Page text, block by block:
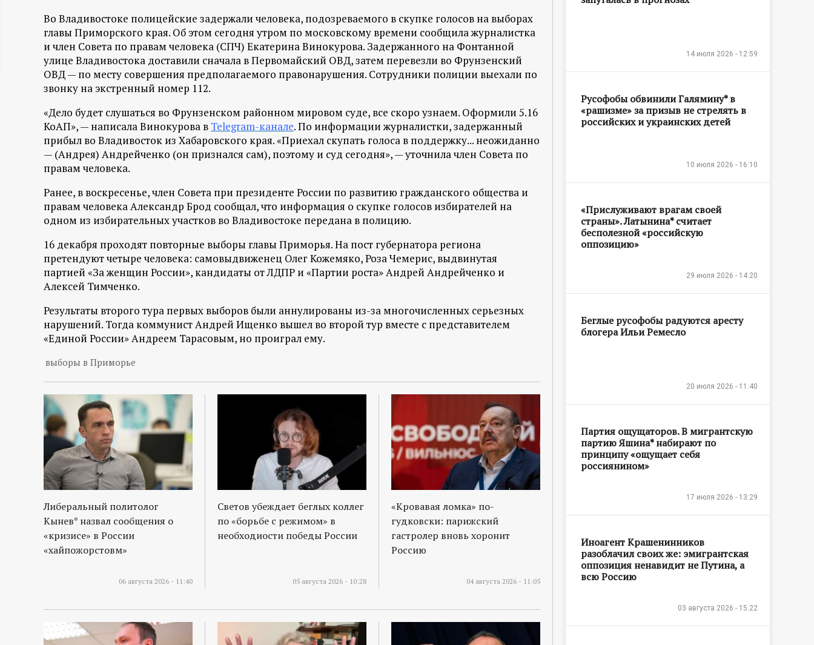
ц
и
о
н
н
ы
й
п
о
р
т
а
л
Во Владивостоке полицейские задержали человека, подозреваемого в скупке голосов на выборах
главы Приморского края. Об этом сегодня утром по московскому времени сообщила журналистка
и член Совета по правам человека (СПЧ) Екатерина Винокурова. Задержанного на Фонтанной
улице Владивостока доставили сначала в Первомайский ОВД, затем перевезли во Фрунзенский
ОВД — по месту совершения предполагаемого правонарушения. Сотрудники полиции выехали по
звонку на экстренный номер 112.
«Дело будет слушаться во Фрунзенском районном мировом суде, все скоро узнаем. Оформили 5.16
КоАП», — написала Винокурова в Telegram-канале. По информации журналистки, задержанный
прибыл во Владивосток из Хабаровского края. «Приехал скупать голоса в поддержку... неожиданно
— (Андрея) Андрейченко (он признался сам), поэтому и суд сегодня», — уточнила член Совета по
правам человека.
Ранее, в воскресенье, член Совета при президенте России по развитию гражданского общества и
правам человека Александр Брод сообщал, что информация о скупке голосов избирателей на
одном из избирательных участков во Владивостоке передана в полицию.
16 декабря проходят повторные выборы главы Приморья. На пост губернатора региона
претендуют четыре человека: самовыдвиженец Олег Кожемяко, Роза Чемерис, выдвинутая
партией «За женщин России», кандидаты от ЛДПР и «Партии роста» Андрей Андрейченко и
Алексей Тимченко.
Результаты второго тура первых выборов были аннулированы из-за многочисленных серьезных
нарушений. Тогда коммунист Андрей Ищенко вышел во второй тур вместе с представителем
«Единой России» Андреем Тарасовым, но проиграл ему.
выборы в Приморье
Либеральный политолог
Кынев* назвал сообщения о
«кризисе» в России
«хайпожорстовм»
06 августа 2026 - 11:40
Светов убеждает беглых коллег
по «борьбе с режимом» в
необходиости победы России
05 августа 2026 - 10:28
«Кровавая ломка» по-
гудковски: парижский
гастролер вновь хоронит
Россию
04 августа 2026 - 11:05
14 июля 2026 - 12:59
Русофобы обвинили Галямину* в
«рашизме» за призыв не стрелять в
российских и украинских детей
10 июля 2026 - 16:10
«Прислуживают врагам своей
страны». Латынина* считает
бесполезной «российскую
оппозицию»
29 июля 2026 - 14:20
Беглые русофобы радуются аресту
блогера Ильи Ремесло
20 июля 2026 - 11:40
Партия ощущаторов. В мигрантскую
партию Яшина* набирают по
принципу «ощущает себя
россиянином»
17 июля 2026 - 13:29
Иноагент Крашенинников
разоблачил своих же: эмигрантская
оппозиция ненавидит не Путина, а
всю Россию
03 августа 2026 - 15:22